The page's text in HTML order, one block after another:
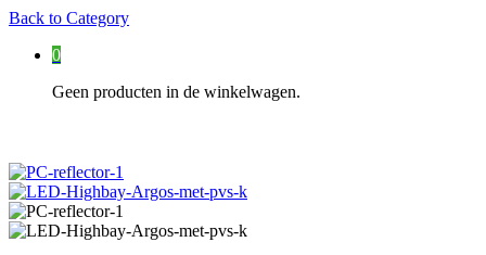
Back to Category
0
Geen producten in de winkelwagen.